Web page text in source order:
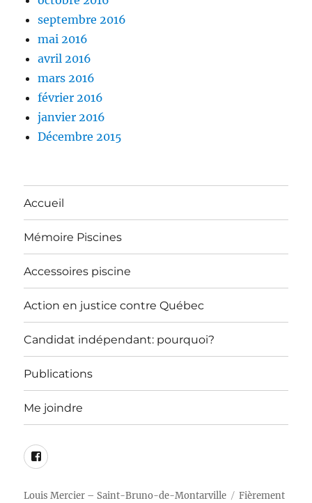
septembre 2016
mai 2016
avril 2016
mars 2016
février 2016
janvier 2016
Décembre 2015
Accueil
Mémoire Piscines
Accessoires piscine
Action en justice contre Québec
Candidat indépendant: pourquoi?
Publications
Me joindre
Page
Louis Mercier – Saint-Bruno-de-Montarville Fièrement